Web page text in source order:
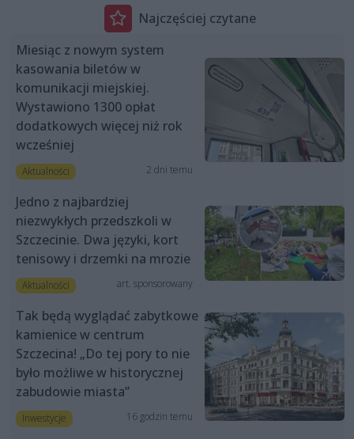
Najczęściej czytane
Miesiąc z nowym system
kasowania biletów w
komunikacji miejskiej.
Wystawiono 1300 opłat
dodatkowych więcej niż rok
wcześniej
Aktualności 2 dni temu
Jedno z najbardziej
niezwykłych przedszkoli w
Szczecinie. Dwa języki, kort
tenisowy i drzemki na mrozie
Aktualności art. sponsorowany
Tak będą wyglądać zabytkowe
kamienice w centrum
Szczecina! „Do tej pory to nie
było możliwe w historycznej
zabudowie miasta”
Inwestycje 16 godzin temu